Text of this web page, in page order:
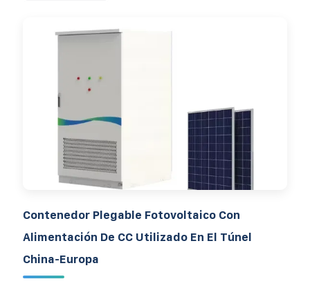
Contenedor Plegable Fotovoltaico Con
Alimentación De CC Utilizado En El Túnel
China-Europa